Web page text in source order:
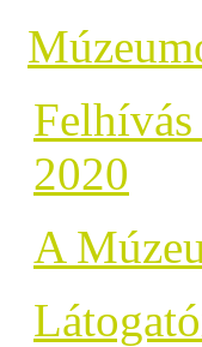
2020
A